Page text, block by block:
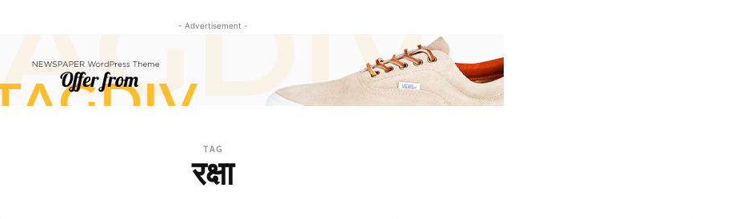
- Advertisement -
TAG
रक्षा